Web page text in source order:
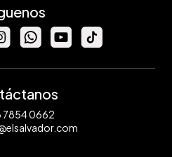
7854 0662